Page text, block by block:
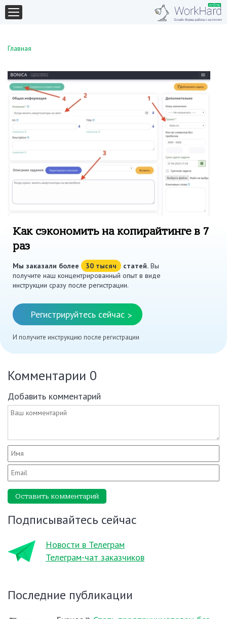
Главная
Как сэкономить на копирайтинге в 7
раз
Мы заказали более 30 тысяч статей. Вы
получите наш концентрированный опыт в виде
инструкции сразу после регистрации.
Регистрируйтесь сейчас >
И получите инструкцию после регистрации
Комментарии 0
Добавить комментарий
Оставить комментарий
Подписывайтесь сейчас
Новости в Телеграм
Телеграм-чат заказчиков
Последние публикации